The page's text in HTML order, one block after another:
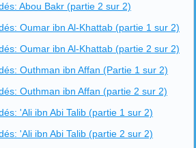
Abou Bakr (partie 2 sur 2)
Oumar ibn Al-Khattab (partie 1 sur 2)
Oumar ibn Al-Khattab (partie 2 sur 2)
Outhman ibn Affan (Partie 1 sur 2)
Outhman ibn Affan (partie 2 sur 2)
'Ali ibn Abi Talib (partie 1 sur 2)
'Ali ibn Abi Talib (partie 2 sur 2)